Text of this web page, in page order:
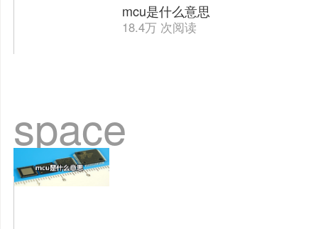
space
mcu是什么意思
18.4万 次阅读